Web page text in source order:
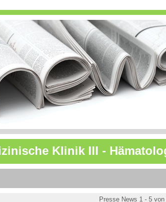
Klinik III -
Presse News 1 - 5 von